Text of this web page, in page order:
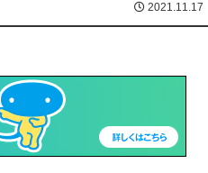
2021.11.17